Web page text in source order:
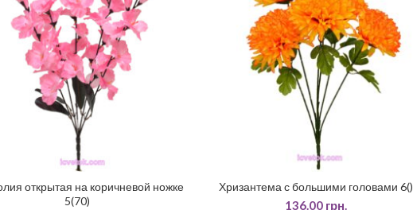
ДОДАТИ У КОШИК
открытая на коричневой ножке
5(70)
ЧИТАТИ ДАЛІ
Хризантема с большими головами 6()
136.00 грн.